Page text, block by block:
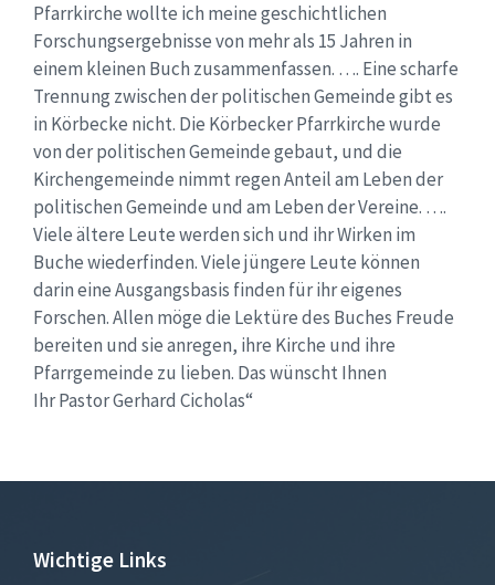
Pfarrkirche wollte ich meine geschichtlichen
Forschungsergebnisse von mehr als 15 Jahren in
einem kleinen Buch zusammenfassen. …. Eine scharfe
Trennung zwischen der politischen Gemeinde gibt es
in Körbecke nicht. Die Körbecker Pfarrkirche wurde
von der politischen Gemeinde gebaut, und die
Kirchengemeinde nimmt regen Anteil am Leben der
politischen Gemeinde und am Leben der Vereine. ….
Viele ältere Leute werden sich und ihr Wirken im
Buche wiederfinden. Viele jüngere Leute können
darin eine Ausgangsbasis finden für ihr eigenes
Forschen. Allen möge die Lektüre des Buches Freude
bereiten und sie anregen, ihre Kirche und ihre
Pfarrgemeinde zu lieben. Das wünscht Ihnen
Ihr Pastor Gerhard Cicholas“
Wichtige Links